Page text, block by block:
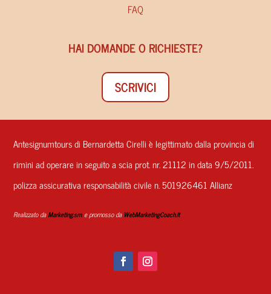
FAQ
HAI DOMANDE O RICHIESTE?
SCRIVICI
Antesignumtours di Bernardetta Cirelli è legittimato dalla provincia di
rimini ad operare in seguito a scia prot. nr. 21112 in data 9/5/2011.
polizza assicurativa responsabilità civile n. 501926461 Allianz
Realizzato daMarketing.sm e promosso da WebMarketingCoach.it